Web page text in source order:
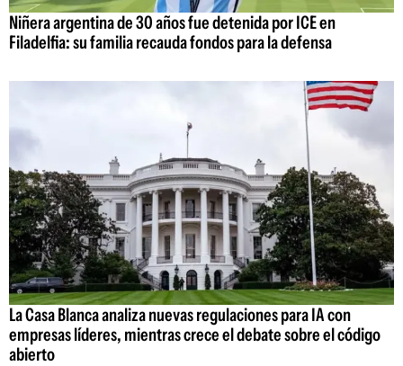
Niñera argentina de 30 años fue detenida por ICE en
Filadelfia: su familia recauda fondos para la defensa
La Casa Blanca analiza nuevas regulaciones para IA con
empresas líderes, mientras crece el debate sobre el código
abierto